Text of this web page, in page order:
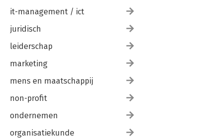
it-management / ict
juridisch
leiderschap
marketing
mens en maatschappij
non-profit
ondernemen
organisatiekunde